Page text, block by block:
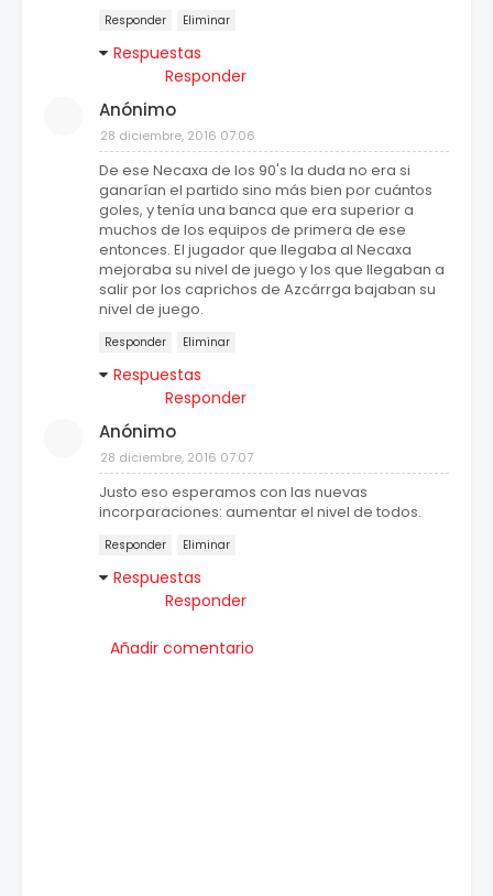
Responder Eliminar
Respuestas
Responder
Anónimo
28 diciembre, 2016 07:06
De ese Necaxa de los 90's la duda no era si
ganarían el partido sino más bien por cuántos
goles, y tenía una banca que era superior a
muchos de los equipos de primera de ese
entonces. El jugador que llegaba al Necaxa
mejoraba su nivel de juego y los que llegaban a
salir por los caprichos de Azcárrga bajaban su
nivel de juego.
Responder Eliminar
Respuestas
Responder
Anónimo
28 diciembre, 2016 07:07
Justo eso esperamos con las nuevas
incorparaciones: aumentar el nivel de todos.
Responder Eliminar
Respuestas
Responder
Añadir comentario